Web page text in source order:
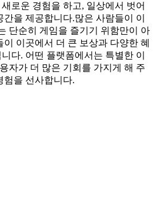
로운 경험을 하고, 일상에서 벗어
을 제공합니다.많은 사람들이 이
단순히 게임을 즐기기 위함만이 아
이곳에서 더 큰 보상과 다양한 혜
다. 어떤 플랫폼에서는 특별한 이
자가 더 많은 기회를 가지게 해 주
험을 선사합니다.